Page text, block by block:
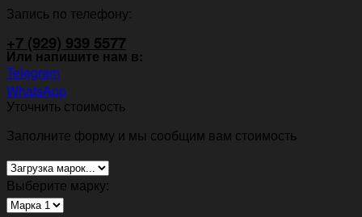
Запись по телефону:
+7 (929) 939 5577
Или напишите нам в:
Telegram
WhatsApp
Уточнить стоимость
Заполните форму и мы сообщим вам стоимость
Выберите марку: